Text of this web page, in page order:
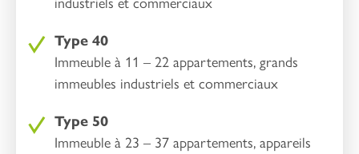
Type 40
Immeuble à 11 – 22 appartements, grands
immeubles industriels et commerciaux
Type 50
Immeuble à 23 – 37 appartements, appareils